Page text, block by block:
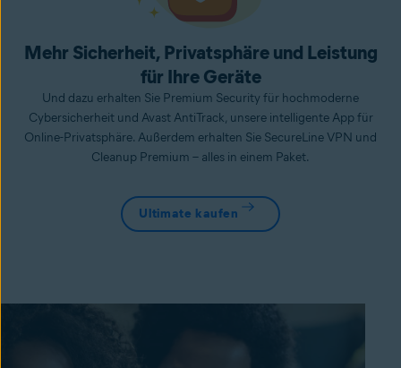
Mehr Sicherheit, Privatsphäre und Leistung
für Ihre Geräte
Und dazu erhalten Sie Premium Security für hochmoderne
Cybersicherheit und Avast AntiTrack, unsere intelligente App für
Online-Privatsphäre. Außerdem erhalten Sie SecureLine VPN und
Cleanup Premium – alles in einem Paket.
Ultimate kaufen